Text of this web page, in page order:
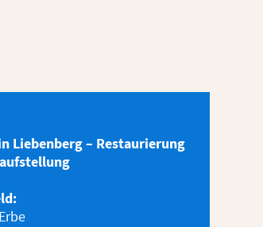
Liebenberg – Restaurierung